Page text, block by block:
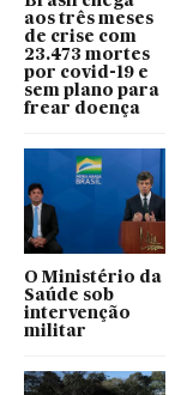
aos três meses
de crise com
23.473 mortes
por covid-19 e
sem plano para
frear doença
O Ministério da
Saúde sob
intervenção
militar